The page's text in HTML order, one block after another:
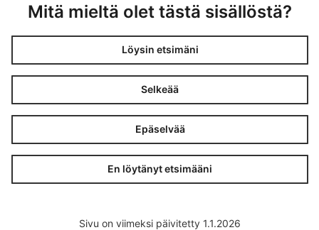
Mitä mieltä olet tästä sisällöstä?
Löysin etsimäni
Selkeää
Epäselvää
En löytänyt etsimääni
Sivu on viimeksi päivitetty 1.1.2026